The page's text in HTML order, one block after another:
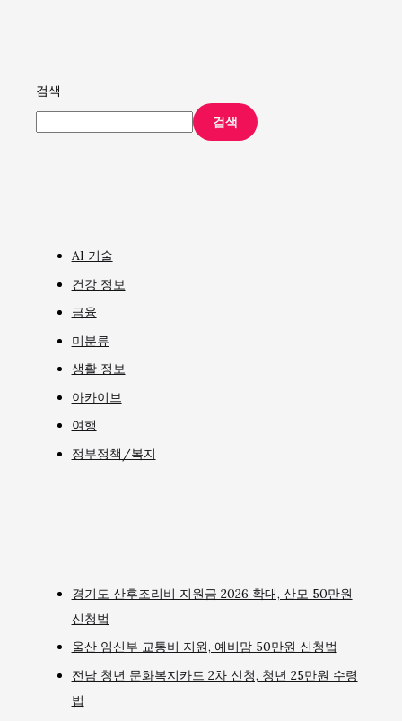
검색
검색
AI 기술
건강 정보
금융
미분류
생활 정보
아카이브
여행
정부정책/복지
경기도 산후조리비 지원금 2026 확대, 산모 50만원
신청법
울산 임신부 교통비 지원, 예비맘 50만원 신청법
전남 청년 문화복지카드 2차 신청, 청년 25만원 수령
법